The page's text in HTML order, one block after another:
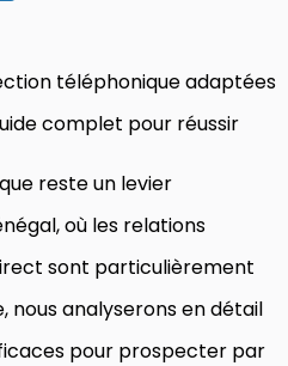
téléphonique adaptées
complet pour réussir
reste un levier
où les relations
sont particulièrement
nous analyserons en détail
pour prospecter par